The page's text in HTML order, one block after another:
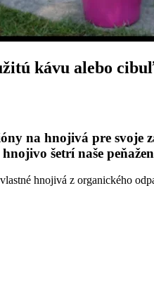
kávu alebo
na hnojivá pre svoje
šetrí naše
hnojivá z organického